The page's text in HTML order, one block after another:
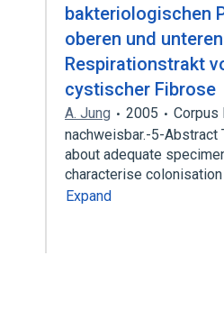
bakteriologischen
oberen und unteren
Respirationstrakt
cystischer Fibrose
A. Jung 2005
Corpus
nachweisbar.-5-Abstract
about adequate
characterise
Expand